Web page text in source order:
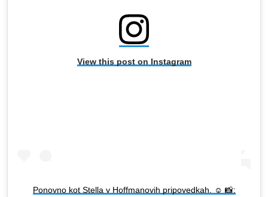
View this post on Instagram
Ponovno kot Stella v Hoffmanovih pripovedkah. ☺️ 📸: